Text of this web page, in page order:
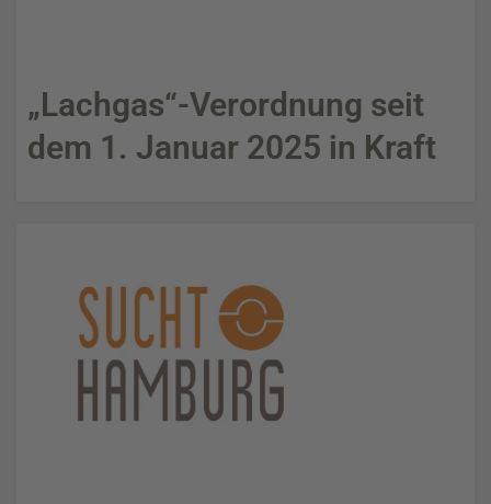
„Lachgas“-Verordnung seit
dem 1. Januar 2025 in Kraft